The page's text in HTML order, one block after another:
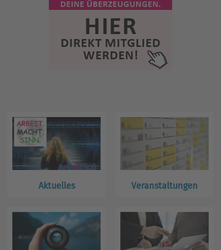
Aktuelles Veranstaltungen